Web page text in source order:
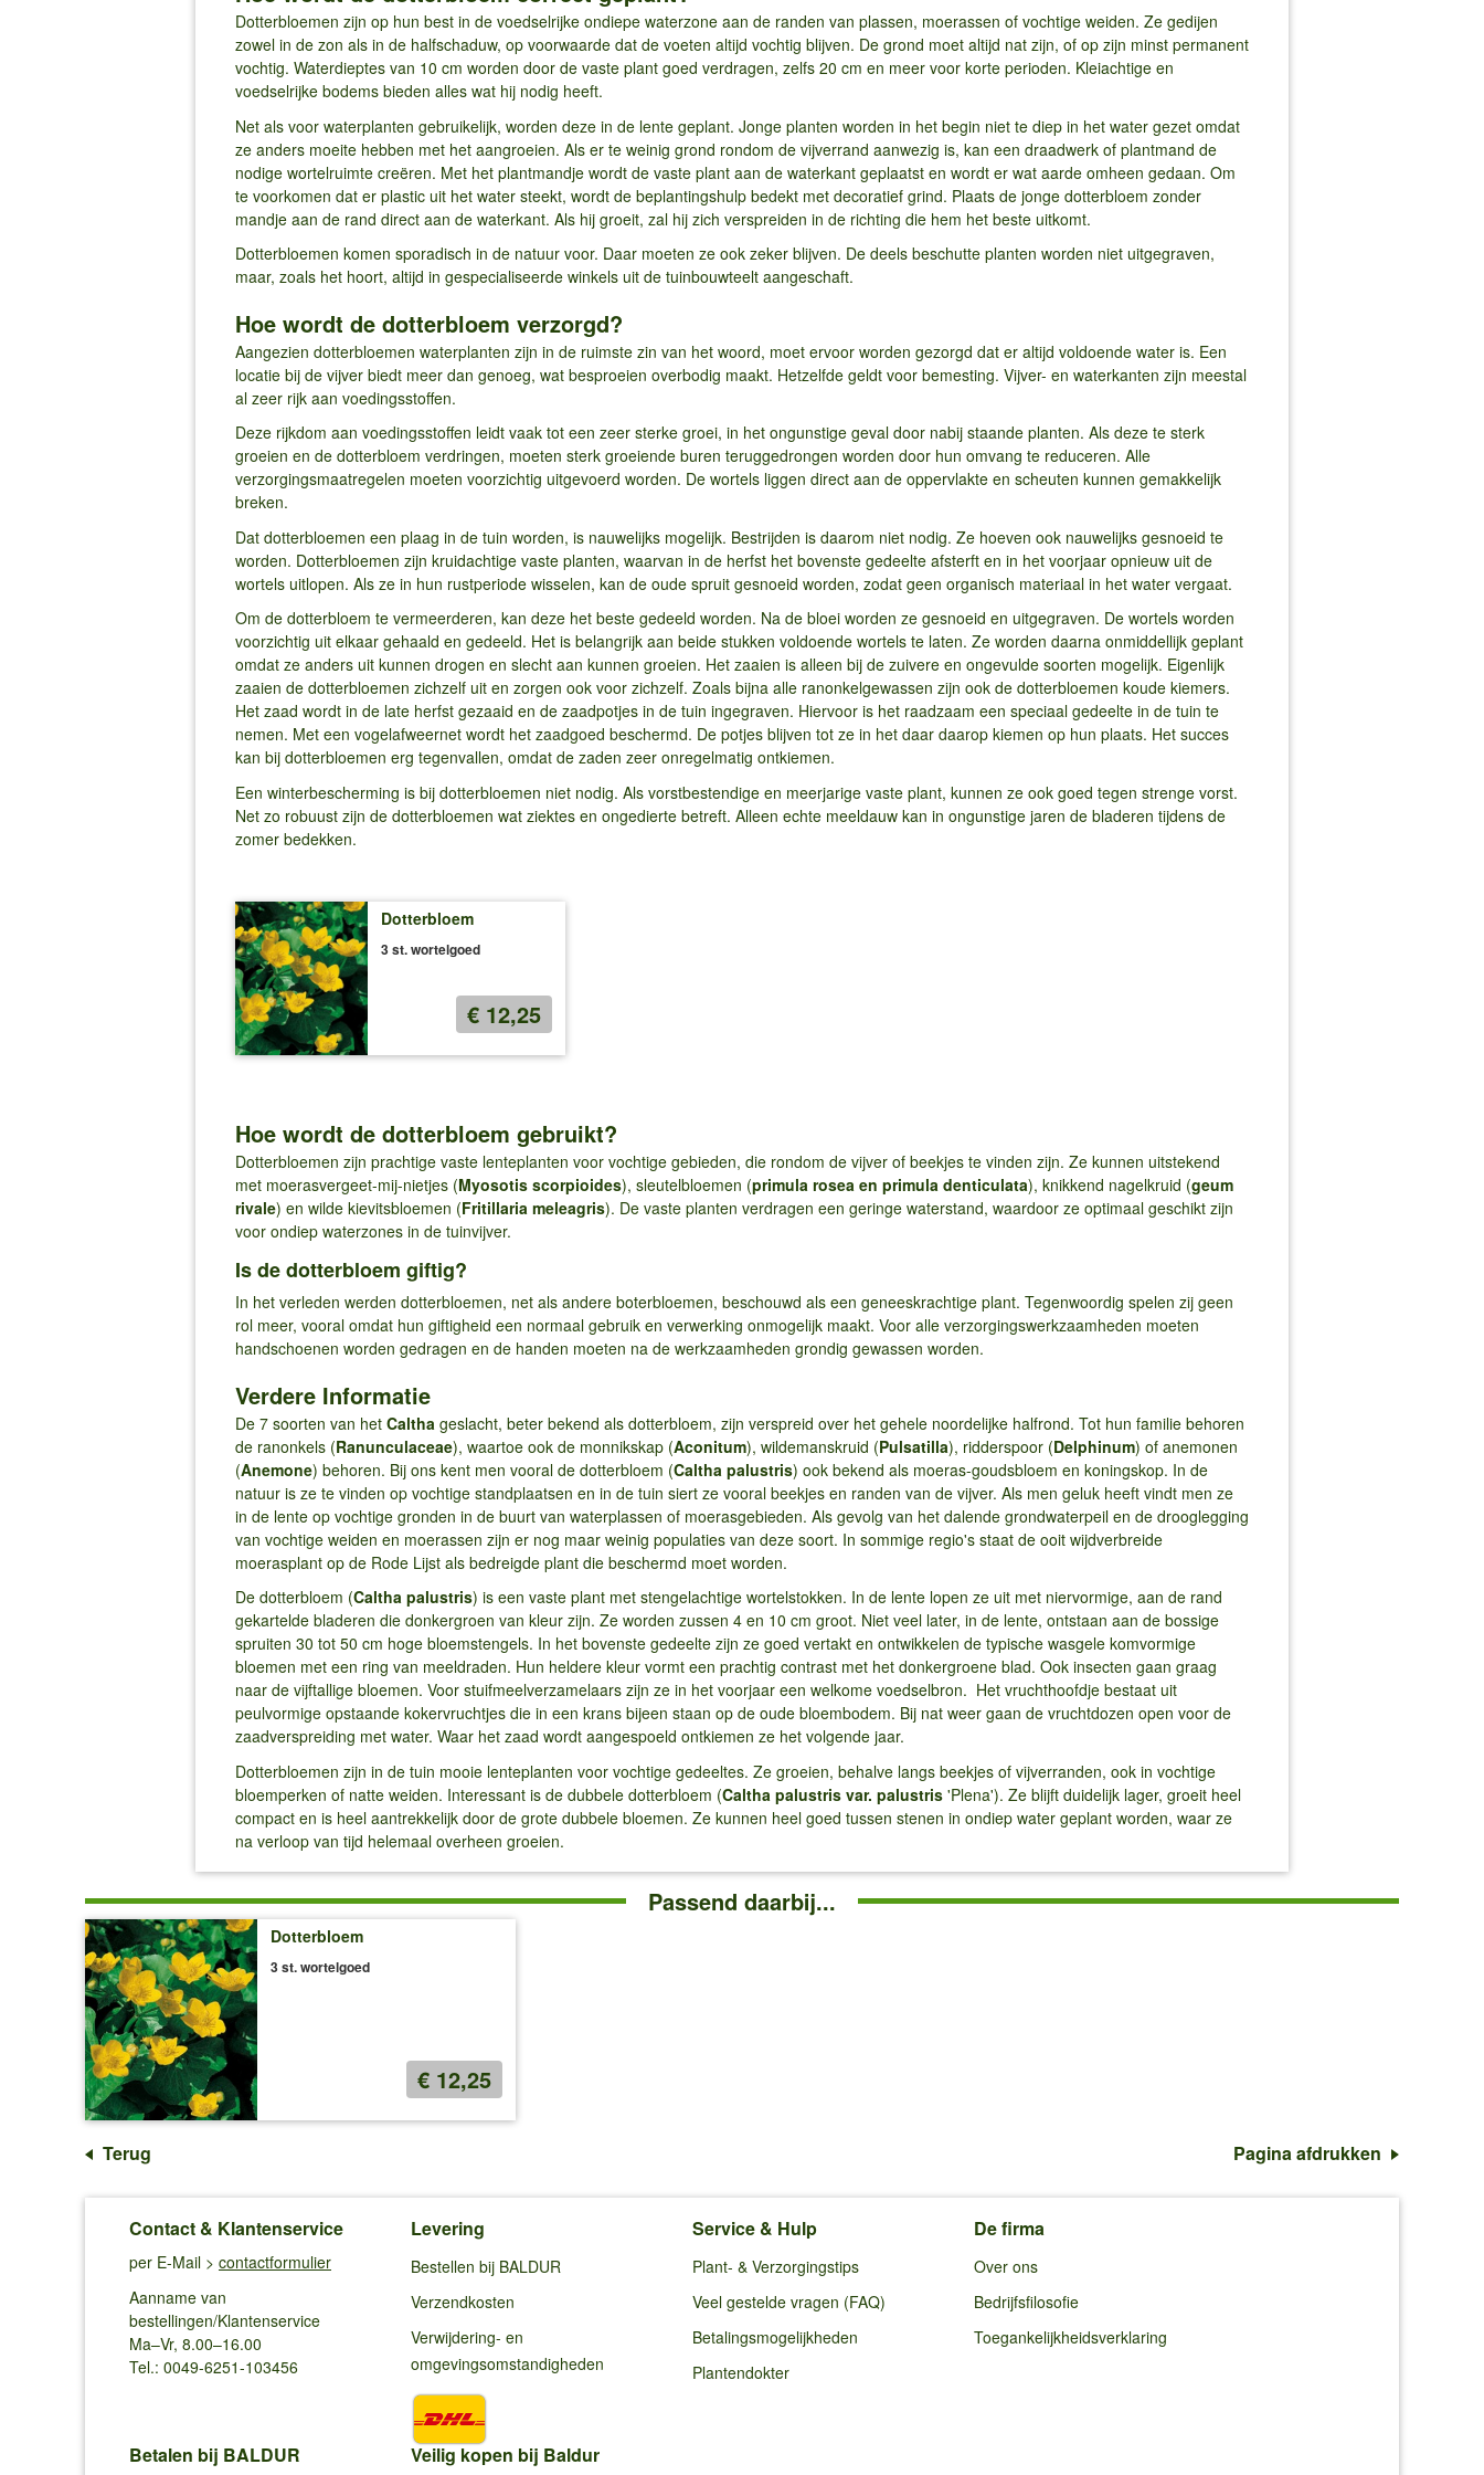
Dotterbloemen zijn op hun best in de voedselrijke ondiepe waterzone aan de randen van plassen, moerassen of vochtige weiden. Ze gedijen
zowel in de zon als in de halfschaduw, op voorwaarde dat de voeten altijd vochtig blijven. De grond moet altijd nat zijn, of op zijn minst permanent
vochtig. Waterdieptes van 10 cm worden door de vaste plant goed verdragen, zelfs 20 cm en meer voor korte perioden. Kleiachtige en
voedselrijke bodems bieden alles wat hij nodig heeft.
Net als voor waterplanten gebruikelijk, worden deze in de lente geplant. Jonge planten worden in het begin niet te diep in het water gezet omdat
ze anders moeite hebben met het aangroeien. Als er te weinig grond rondom de vijverrand aanwezig is, kan een draadwerk of plantmand de
nodige wortelruimte creëren. Met het plantmandje wordt de vaste plant aan de waterkant geplaatst en wordt er wat aarde omheen gedaan. Om
te voorkomen dat er plastic uit het water steekt, wordt de beplantingshulp bedekt met decoratief grind. Plaats de jonge dotterbloem zonder
mandje aan de rand direct aan de waterkant. Als hij groeit, zal hij zich verspreiden in de richting die hem het beste uitkomt.
Dotterbloemen komen sporadisch in de natuur voor. Daar moeten ze ook zeker blijven. De deels beschutte planten worden niet uitgegraven,
maar, zoals het hoort, altijd in gespecialiseerde winkels uit de tuinbouwteelt aangeschaft.
Hoe wordt de dotterbloem verzorgd?
Aangezien dotterbloemen waterplanten zijn in de ruimste zin van het woord, moet ervoor worden gezorgd dat er altijd voldoende water is. Een
locatie bij de vijver biedt meer dan genoeg, wat besproeien overbodig maakt. Hetzelfde geldt voor bemesting. Vijver- en waterkanten zijn meestal
al zeer rijk aan voedingsstoffen.
Deze rijkdom aan voedingsstoffen leidt vaak tot een zeer sterke groei, in het ongunstige geval door nabij staande planten. Als deze te sterk
groeien en de dotterbloem verdringen, moeten sterk groeiende buren teruggedrongen worden door hun omvang te reduceren. Alle
verzorgingsmaatregelen moeten voorzichtig uitgevoerd worden. De wortels liggen direct aan de oppervlakte en scheuten kunnen gemakkelijk
breken.
Dat dotterbloemen een plaag in de tuin worden, is nauwelijks mogelijk. Bestrijden is daarom niet nodig. Ze hoeven ook nauwelijks gesnoeid te
worden. Dotterbloemen zijn kruidachtige vaste planten, waarvan in de herfst het bovenste gedeelte afsterft en in het voorjaar opnieuw uit de
wortels uitlopen. Als ze in hun rustperiode wisselen, kan de oude spruit gesnoeid worden, zodat geen organisch materiaal in het water vergaat.
Om de dotterbloem te vermeerderen, kan deze het beste gedeeld worden. Na de bloei worden ze gesnoeid en uitgegraven. De wortels worden
voorzichtig uit elkaar gehaald en gedeeld. Het is belangrijk aan beide stukken voldoende wortels te laten. Ze worden daarna onmiddellijk geplant
omdat ze anders uit kunnen drogen en slecht aan kunnen groeien. Het zaaien is alleen bij de zuivere en ongevulde soorten mogelijk. Eigenlijk
zaaien de dotterbloemen zichzelf uit en zorgen ook voor zichzelf. Zoals bijna alle ranonkelgewassen zijn ook de dotterbloemen koude kiemers.
Het zaad wordt in de late herfst gezaaid en de zaadpotjes in de tuin ingegraven. Hiervoor is het raadzaam een speciaal gedeelte in de tuin te
nemen. Met een vogelafweernet wordt het zaadgoed beschermd. De potjes blijven tot ze in het daar daarop kiemen op hun plaats. Het succes
kan bij dotterbloemen erg tegenvallen, omdat de zaden zeer onregelmatig ontkiemen.
Een winterbescherming is bij dotterbloemen niet nodig. Als vorstbestendige en meerjarige vaste plant, kunnen ze ook goed tegen strenge vorst.
Net zo robuust zijn de dotterbloemen wat ziektes en ongedierte betreft. Alleen echte meeldauw kan in ongunstige jaren de bladeren tijdens de
zomer bedekken.
Dotterbloem
3 st. wortelgoed
€ 12,25
Hoe wordt de dotterbloem gebruikt?
Dotterbloemen zijn prachtige vaste lenteplanten voor vochtige gebieden, die rondom de vijver of beekjes te vinden zijn. Ze kunnen uitstekend
met moerasvergeet-mij-nietjes (Myosotis scorpioides), sleutelbloemen (primula rosea en primula denticulata), knikkend nagelkruid (geum
rivale) en wilde kievitsbloemen (Fritillaria meleagris). De vaste planten verdragen een geringe waterstand, waardoor ze optimaal geschikt zijn
voor ondiep waterzones in de tuinvijver.
Is de dotterbloem giftig?
In het verleden werden dotterbloemen, net als andere boterbloemen, beschouwd als een geneeskrachtige plant. Tegenwoordig spelen zij geen
rol meer, vooral omdat hun giftigheid een normaal gebruik en verwerking onmogelijk maakt. Voor alle verzorgingswerkzaamheden moeten
handschoenen worden gedragen en de handen moeten na de werkzaamheden grondig gewassen worden.
Verdere Informatie
De 7 soorten van het Caltha geslacht, beter bekend als dotterbloem, zijn verspreid over het gehele noordelijke halfrond. Tot hun familie behoren
de ranonkels (Ranunculaceae), waartoe ook de monnikskap (Aconitum), wildemanskruid (Pulsatilla), ridderspoor (Delphinum) of anemonen
(Anemone) behoren. Bij ons kent men vooral de dotterbloem (Caltha palustris) ook bekend als moeras-goudsbloem en koningskop. In de
natuur is ze te vinden op vochtige standplaatsen en in de tuin siert ze vooral beekjes en randen van de vijver. Als men geluk heeft vindt men ze
in de lente op vochtige gronden in de buurt van waterplassen of moerasgebieden. Als gevolg van het dalende grondwaterpeil en de drooglegging
van vochtige weiden en moerassen zijn er nog maar weinig populaties van deze soort. In sommige regio's staat de ooit wijdverbreide
moerasplant op de Rode Lijst als bedreigde plant die beschermd moet worden.
De dotterbloem (Caltha palustris) is een vaste plant met stengelachtige wortelstokken. In de lente lopen ze uit met niervormige, aan de rand
gekartelde bladeren die donkergroen van kleur zijn. Ze worden zussen 4 en 10 cm groot. Niet veel later, in de lente, ontstaan aan de bossige
spruiten 30 tot 50 cm hoge bloemstengels. In het bovenste gedeelte zijn ze goed vertakt en ontwikkelen de typische wasgele komvormige
bloemen met een ring van meeldraden. Hun heldere kleur vormt een prachtig contrast met het donkergroene blad. Ook insecten gaan graag
naar de vijftallige bloemen. Voor stuifmeelverzamelaars zijn ze in het voorjaar een welkome voedselbron. Het vruchthoofdje bestaat uit
peulvormige opstaande kokervruchtjes die in een krans bijeen staan op de oude bloembodem. Bij nat weer gaan de vruchtdozen open voor de
zaadverspreiding met water. Waar het zaad wordt aangespoeld ontkiemen ze het volgende jaar.
Dotterbloemen zijn in de tuin mooie lenteplanten voor vochtige gedeeltes. Ze groeien, behalve langs beekjes of vijverranden, ook in vochtige
bloemperken of natte weiden. Interessant is de dubbele dotterbloem (Caltha palustris var. palustris'Plena'). Ze blijft duidelijk lager, groeit heel
compact en is heel aantrekkelijk door de grote dubbele bloemen. Ze kunnen heel goed tussen stenen in ondiep water geplant worden, waar ze
na verloop van tijd helemaal overheen groeien.
Passend daarbij...
Dotterbloem
3 st. wortelgoed
€ 12,25
Terug Pagina afdrukken
Contact & Klantenservice
per E-Mail > contactformulier
Aanname van
bestellingen/Klantenservice
Ma–Vr, 8.00–16.00
Tel.: 0049-6251-103456
Levering
Bestellen bij BALDUR
Verzendkosten
Verwijdering- en
omgevingsomstandigheden
Service & Hulp
Plant- & Verzorgingstips
Veel gestelde vragen (FAQ)
Betalingsmogelijkheden
Plantendokter
De firma
Over ons
Bedrijfsfilosofie
Toegankelijkheidsverklaring
Betalen bij BALDUR Veilig kopen bij Baldur